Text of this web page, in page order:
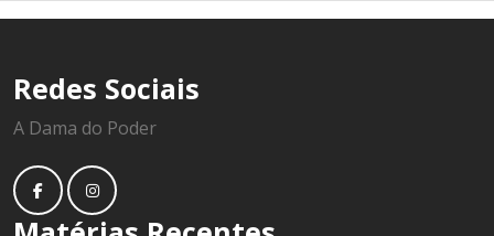
Redes Sociais
A Dama do Poder